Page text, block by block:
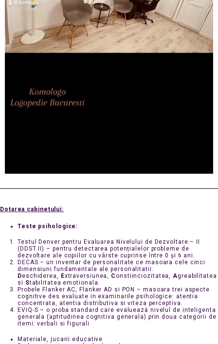
Dotarea cabinetului:
Teste psihologice:
Testul Denver pentru Evaluarea Nivelului de Dezvoltare – II
(DDST II) – pentru detectarea potențialelor probleme de
dezvoltare ale copiilor cu vârste cuprinse între 0 și 6 ani.
DECAS – un inventar de personalitate ce masoara cele cinci
dimensiuni fundamentale ale personalitatii:
Deschiderea, Extraversiunea, Constiinciozitatea,Agreabilitatea
si Stabilitatea emotionala.
Probele Flanker AC, Flanker AD si PON – masoara trei aspecte
cognitive des evaluate in examinarile psihologice: atentia
concentrata, atentia distributiva si viteza perceptiva.
EVIQ-S – o proba standard care evaluează nivelul de inteligenta
generala (aptitudinea cognitiva generala) prin doua categorii de
itemi: verbali si figurali
Materiale, jucarii educative